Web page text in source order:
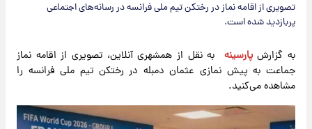
تصویری از اقامه نماز در رختکن تیم ملی فرانسه در رسانه‌های اجتماعی
پربازدید شده است.
به گزارش پارسینه به نقل از همشهری آنلاین، تصویری از اقامه نماز
جماعت به پیش نمازی عثمان دمبله در رختکن تیم ملی فرانسه را
مشاهده می‌کنید.